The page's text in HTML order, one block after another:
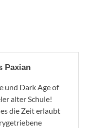
Paxian
und Dark Age of
alter Schule!
die Zeit erlaubt